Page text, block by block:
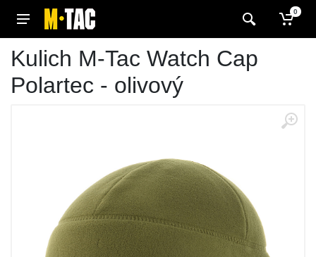
0
Kulich M-Tac Watch Cap
Polartec - olivový